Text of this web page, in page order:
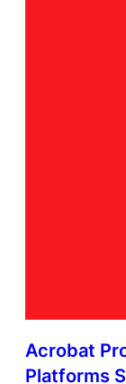
Acrobat
Platforms